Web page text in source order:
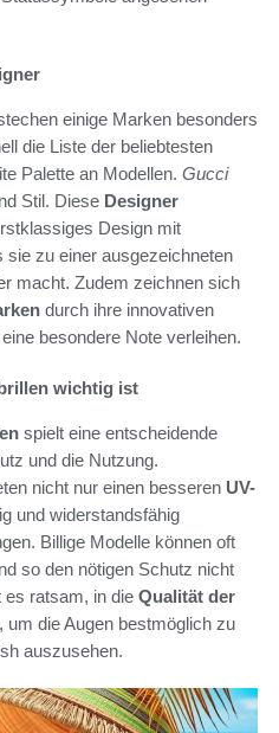
einige Marken besonders
die Liste der beliebtesten
Palette an Modellen. Gucci
Stil. Diese Designer
Design mit
sie zu einer ausgezeichneten
macht. Zudem zeichnen sich
durch ihre innovativen
besondere Note verleihen.
wichtig ist
spielt eine entscheidende
und die Nutzung.
nicht nur einen besseren UV-
und widerstandsfähig
Billige Modelle können oft
so den nötigen Schutz nicht
es ratsam, in die Qualität der
um die Augen bestmöglich zu
auszusehen.